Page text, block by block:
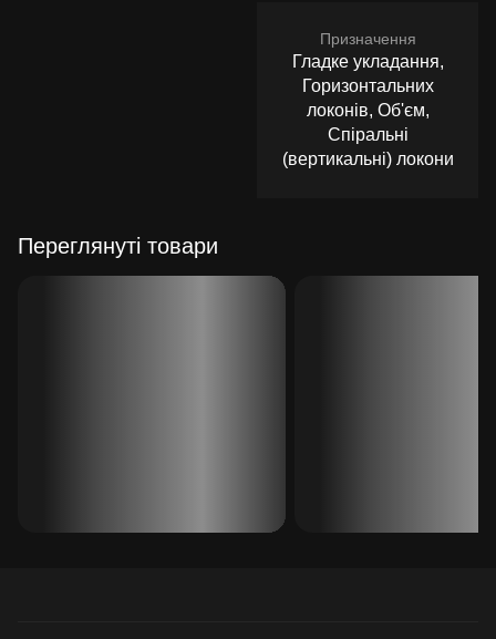
Призначення
Гладке укладання,
Горизонтальних
локонів, Об'єм,
Спіральні
(вертикальні) локони
Переглянуті товари